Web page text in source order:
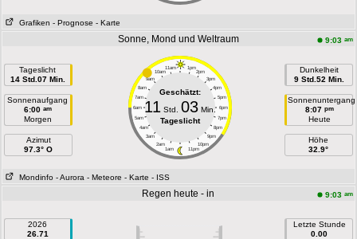
Grafiken - Prognose - Karte
Sonne, Mond und Weltraum 9:03 am
Tageslicht
14 Std.07 Min.
Sonnenaufgang
6:00 am
Morgen
Azimut
97.3° O
11am 1pm
10am 2pm
9am 3pm
8am 4pm
7am 5pm
6am 6pm
5am 7pm
4am 8pm
3am 9pm
2am 10pm
1am 11pm
Geschätzt:
11 Std. 03Min.
Tageslicht
Dunkelheit
9 Std.52 Min.
Sonnenuntergang
8:07 pm
Heute
Höhe
32.9°
Mondinfo - Aurora - Meteore - Karte - ISS
Regen heute - in 9:03 am
2026
26.71
Letzte Stunde
0.00